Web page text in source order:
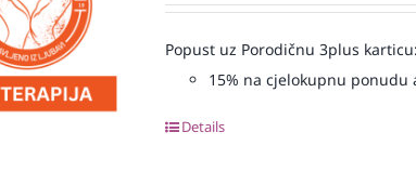
Popust uz Porodičnu 3plus karticu:
15% na cjelokupnu ponudu
Details